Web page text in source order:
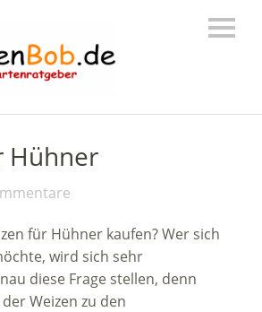
Hühner
für Hühner kaufen? Wer sich
wird sich sehr
diese Frage stellen, denn
Weizen zu den